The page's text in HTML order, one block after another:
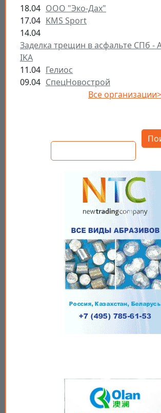
18.04 ООО "Эко-Дах"
17.04 KMS Sport
14.04
Заделка трещин в асфальте СПб -
IKA
11.04 Гелиос
09.04 СпецНовострой
Все